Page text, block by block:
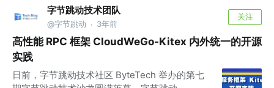
字节跳动技术团队
@字节跳动 · 3年前
关注
高性能 RPC 框架 CloudWeGo-Kitex 内外统一的开源
实践
日前，字节跳动技术社区 ByteTech 举办的第七